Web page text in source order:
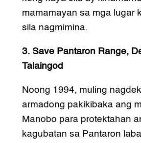
mamamayan sa mga lugar
sila nagmimina.
3. Save Pantaron Range,
Talaingod
Noong 1994, muling
armadong pakikibaka ang
Manobo para protektahan
kagubatan sa Pantaron